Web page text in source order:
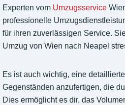
Experten vom Umzugsservice
professionelle
für ihren zuverlässigen Service.
Umzug von Wien nach Neapel
Es ist auch wichtig, eine
Gegenständen anzufertigen, die
Dies ermöglicht es dir, das